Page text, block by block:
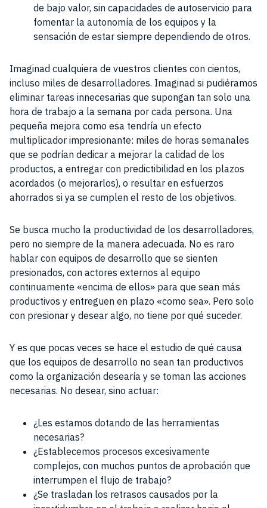
de bajo valor, sin capacidades de autoservicio para
fomentar la autonomía de los equipos y la
sensación de estar siempre dependiendo de otros.
Imaginad cualquiera de vuestros clientes con cientos,
incluso miles de desarrolladores. Imaginad si pudiéramos
eliminar tareas innecesarias que supongan tan solo una
hora de trabajo a la semana por cada persona. Una
pequeña mejora como esa tendría un efecto
multiplicador impresionante: miles de horas semanales
que se podrían dedicar a mejorar la calidad de los
productos, a entregar con predictibilidad en los plazos
acordados (o mejorarlos), o resultar en esfuerzos
ahorrados si ya se cumplen el resto de los objetivos.
Se busca mucho la productividad de los desarrolladores,
pero no siempre de la manera adecuada. No es raro
hablar con equipos de desarrollo que se sienten
presionados, con actores externos al equipo
continuamente «encima de ellos» para que sean más
productivos y entreguen en plazo «como sea». Pero solo
con presionar y desear algo, no tiene por qué suceder.
Y es que pocas veces se hace el estudio de qué causa
que los equipos de desarrollo no sean tan productivos
como la organización desearía y se toman las acciones
necesarias. No desear, sino actuar:
¿Les estamos dotando de las herramientas
necesarias?
¿Establecemos procesos excesivamente
complejos, con muchos puntos de aprobación que
interrumpen el flujo de trabajo?
¿Se trasladan los retrasos causados por la